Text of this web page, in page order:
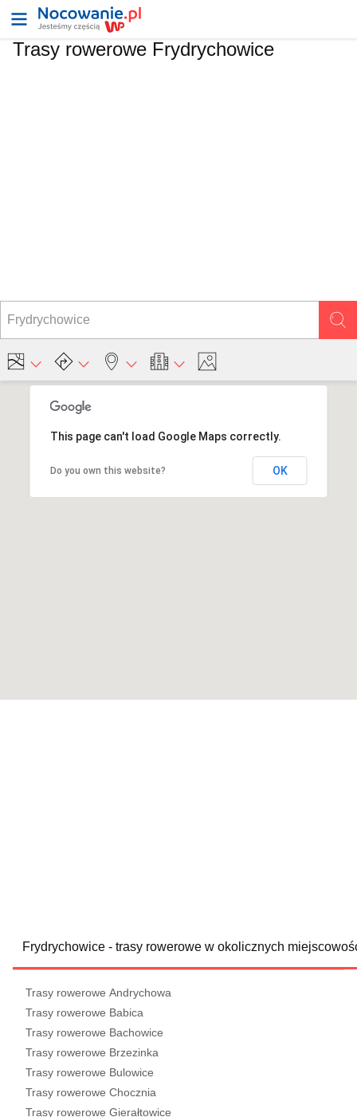
Trasy rowerowe Frydrychowice
This page can't load Google Maps correctly.
Do you own this website? OK
Frydrychowice - trasy rowerowe w okolicznych
Trasy rowerowe Andrychowa
Trasy rowerowe Babica
Trasy rowerowe Bachowice
Trasy rowerowe Brzezinka
Trasy rowerowe Bulowice
Trasy rowerowe Chocznia
Trasy rowerowe Gierałtowice